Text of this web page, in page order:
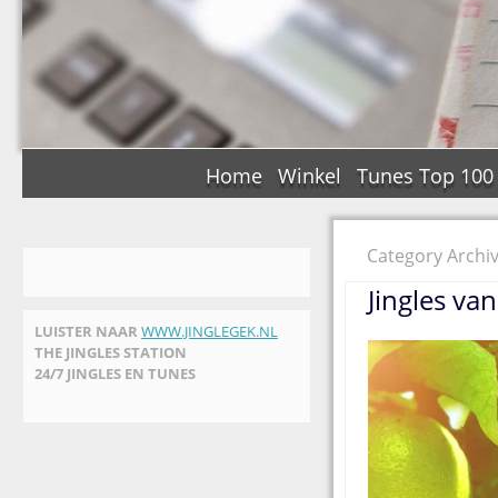
Home Winkel Tunes Top 100
LUISTER NAAR WWW.JINGLEGEK.NL
THE JINGLES STATION
24/7 JINGLES EN TUNES
Category
Jingles